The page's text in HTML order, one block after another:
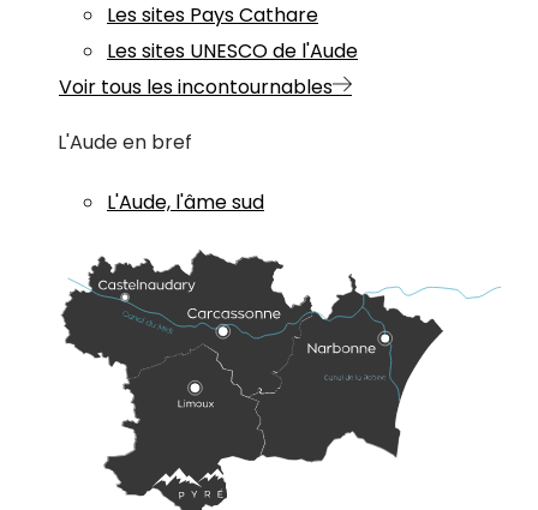
Les sites Pays Cathare
Les sites UNESCO de l'Aude
Voir tous les incontournables
L'Aude en bref
L'Aude, l'âme sud